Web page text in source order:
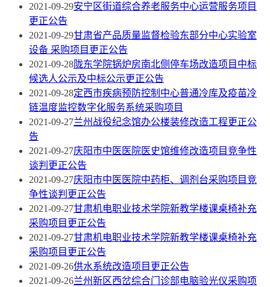
2021-09-29安宁区街道综合养老服务中心运营服务项目
更正公告
2021-09-29甘肃省产品质量监督检验东部分中心实验室
设备 采购项目更正公告
2021-09-28陇东学院锅炉房南北侧停车场改造项目中标
候选人公示及中标公示更正公告
2021-09-28定西市疾病预防控制中心普通冷库及疫苗冷
链温度监控数字化服务系统采购项目
2021-09-27兰州战役纪念馆办公楼装修改造工程更正公
告
2021-09-27庆阳市中医医院医史馆维修改造项目竞争性
谈判更正公告
2021-09-27庆阳市中医医院中药柜、调剂台采购项目竞
争性谈判更正公告
2021-09-27甘肃机电职业技术学院新教学楼课桌椅补充
采购项目更正公告
2021-09-27甘肃机电职业技术学院新教学楼课桌椅补充
采购项目更正公告
2021-09-26供水系统改造项目更正公告
2021-09-26兰州新区西岔综合门诊部电脑验光仪采购项